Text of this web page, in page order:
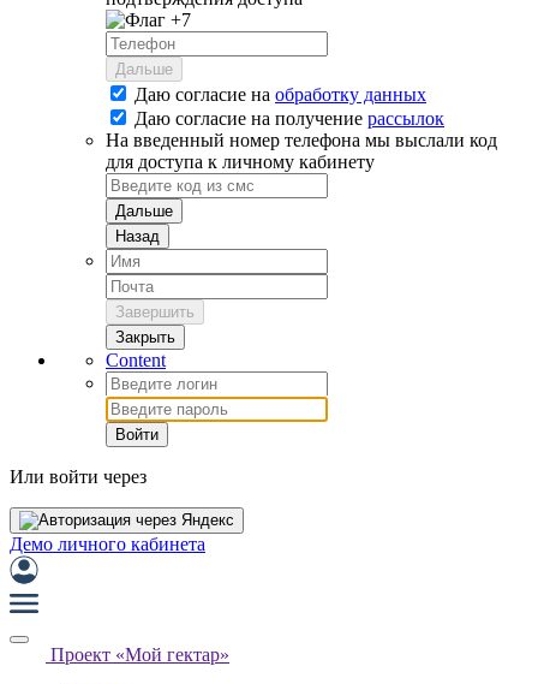
+7
Дальше
Даю согласие на обработку данных
Даю согласие на получение рассылок
На введенный номер телефона мы выслали код
для доступа к личному кабинету
Дальше
Назад
Завершить
Закрыть
Content
Войти
Или войти через
Демо личного кабинета
Проект «Мой гектар»